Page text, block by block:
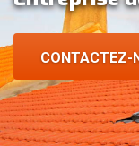
CONTACTEZ-